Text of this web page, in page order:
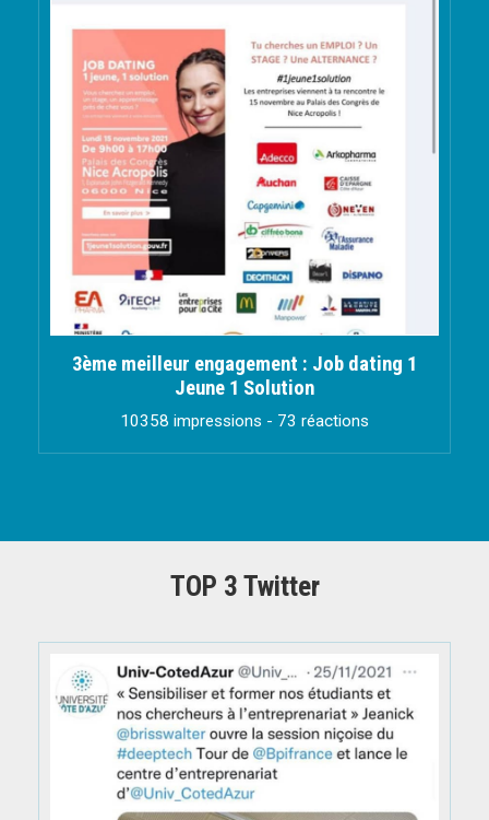
3ème meilleur engagement : Job dating 1
Jeune 1 Solution
10358 impressions - 73 réactions
TOP 3 Twitter